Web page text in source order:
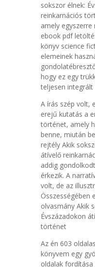
sokszor élnek:
reinkarnációs
amely
ebook pdf
könyv science
elemeinek
hogy ez egy
teljesen integrált
A írás szép volt,
erejű kutatás a
történet, amely
benne, miután
rejtély Akik
átívelő
addig
érkezik. A
volt, de az
Összességében
olvasmány Akik
Évszázadokon
történet
Az én 603
könyvem egy
oldalak